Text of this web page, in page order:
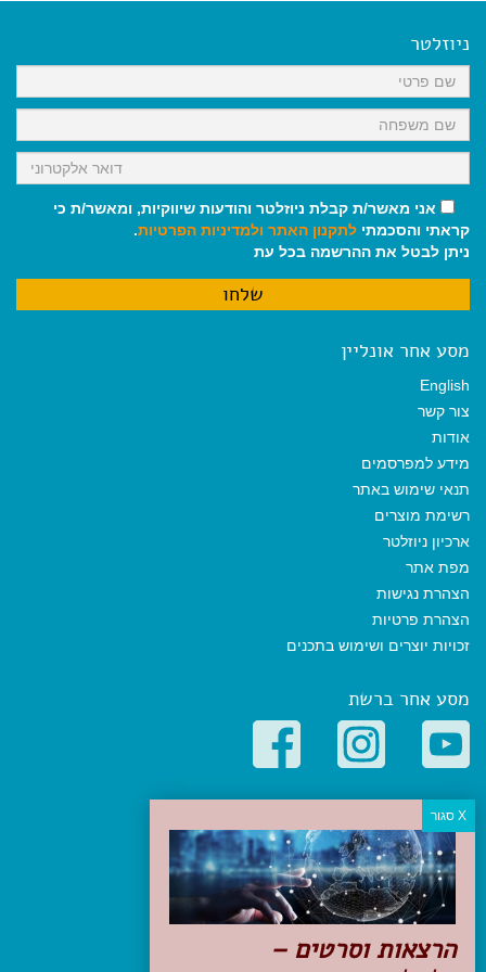
k
p
m
ניוזלטר
אני מאשר/ת קבלת ניוזלטר והודעות שיווקיות, ומאשר/ת כי
קראתי והסכמתי לתקנון האתר ולמדיניות הפרטיות.
ניתן לבטל את ההרשמה בכל עת
מסע אחר אונליין
English
צור קשר
אודות
מידע למפרסמים
תנאי שימוש באתר
רשימת מוצרים
ארכיון ניוזלטר
מפת אתר
הצהרת נגישות
הצהרת פרטיות
זכויות יוצרים ושימוש בתכנים
מסע אחר ברשת
קטגוריות פופולריות
יעדים
טיולים בישראל
מלונות בוטיק בישראל
טיפים והמלצות
הכנות לנסיעה
הרצאות וסרטים –